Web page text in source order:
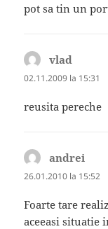
pot sa tin un
vlad
02.11.2009 la 15:31
reusita pereche
andrei
26.01.2010 la 15:52
Foarte tare
aceeasi situatie